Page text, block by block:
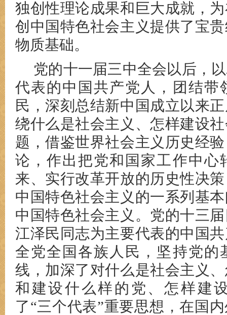
独创性理论成果和巨大成就，
创中国特色社会主义提供了宝
物质基础。
党的十一届三中全会以后，
代表的中国共产党人，团结带
民，深刻总结新中国成立以来
绕什么是社会主义、怎样建设
题，借鉴世界社会主义历史经
论，作出把党和国家工作中心
来、实行改革开放的历史性决
中国特色社会主义的一系列基
中国特色社会主义。党的十三
江泽民同志为主要代表的中国
全党全国各族人民，坚持党的
线，加深了对什么是社会主义
和建设什么样的党、怎样建
了“三个代表”重要思想，在国